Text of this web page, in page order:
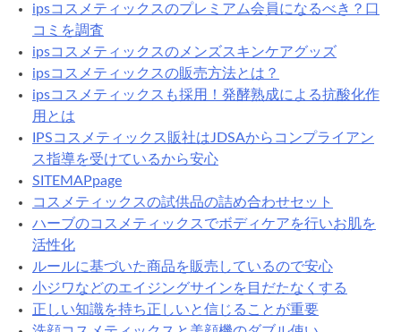
ipsコスメティックスのプレミアム会員になるべき？口
コミを調査
ipsコスメティックスのメンズスキンケアグッズ
ipsコスメティックスの販売方法とは？
ipsコスメティックスも採用！発酵熟成による抗酸化作
用とは
IPSコスメティックス販社はJDSAからコンプライアン
ス指導を受けているから安心
SITEMAPpage
コスメティックスの試供品の詰め合わせセット
ハーブのコスメティックスでボディケアを行いお肌を
活性化
ルールに基づいた商品を販売しているので安心
小ジワなどのエイジングサインを目だたなくする
正しい知識を持ち正しいと信じることが重要